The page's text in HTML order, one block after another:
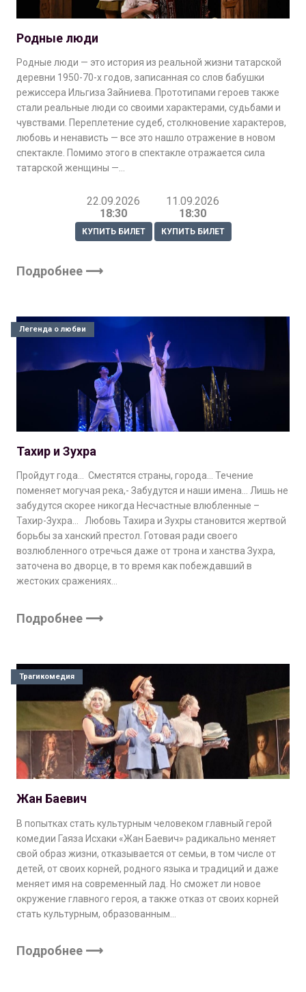
Родные люди
Родные люди — это история из реальной жизни татарской
деревни 1950-70-х годов, записанная со слов бабушки
режиссера Ильгиза Зайниева. Прототипами героев также
стали реальные люди со своими характерами, судьбами и
чувствами. Переплетение судеб, столкновение характеров,
любовь и ненависть — все это нашло отражение в новом
спектакле. Помимо этого в спектакле отражается сила
татарской женщины —…
22.09.2026
18:30
КУПИТЬ БИЛЕТ
11.09.2026
18:30
КУПИТЬ БИЛЕТ
Подробнее ⟶
Тахир и Зухра
Пройдут года… Сместятся страны, города… Течение
поменяет могучая река,- Забудутся и наши имена… Лишь не
забудутся скорее никогда Несчастные влюбленные –
Тахир-Зухра… Любовь Тахира и Зухры становится жертвой
борьбы за ханский престол. Готовая ради своего
возлюбленного отречься даже от трона и ханства Зухра,
заточена во дворце, в то время как побеждавший в
жестоких сражениях…
Подробнее ⟶
Легенда о любви
Жан Баевич
В попытках стать культурным человеком главный герой
комедии Гаяза Исхаки «Жан Баевич» радикально меняет
свой образ жизни, отказывается от семьи, в том числе от
детей, от своих корней, родного языка и традиций и даже
меняет имя на современный лад. Но сможет ли новое
окружение главного героя, а также отказ от своих корней
стать культурным, образованным…
Подробнее ⟶
Трагикомедия